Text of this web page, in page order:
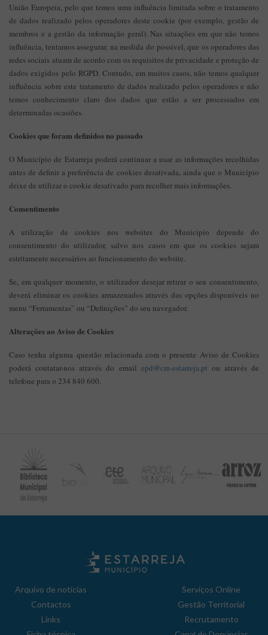
União Europeia, pelo que temos uma influência limitada sobre o tratamento
de dados realizado pelos operadores deste cookie (por exemplo, gestão de
membros e a gestão da informação geral). Nas situações em que não temos
influência, tentamos assegurar, na medida do possível, que os operadores das
redes sociais atuam de acordo com os requisitos de privacidade e proteção de
dados exigidos pelo RGPD. Contudo, em muitos casos, não temos qualquer
influência sobre este tratamento de dados realizado pelos operadores e não
temos conhecimento claro dos dados que estão a ser processados em
determinadas ocasiões.
Cookies que foram definidos no passado
O Município de Estarreja poderá continuar a usar as informações recolhidas
antes de definir a preferência de cookies desativada, ainda que o Município
deixe de utilizar o cookie desativado para recolher mais informações.
Consentimento
A utilização de cookies nos websites do Município depende do
consentimento do utilizador, salvo nos casos em que os cookies sejam
estritamente necessários ao funcionamento do website.
Se, em qualquer momento, o utilizador desejar retirar o seu consentimento,
deverá eliminar os cookies armazenados através das opções disponíveis no
menu “Ferramentas” ou “Definições” do seu navegador.
Alterações ao Aviso de Cookies
Caso tenha alguma questão relacionada com o presente Aviso de Cookies
poderá contatar-nos através do email epd@cm-estarreja.pt ou através de
telefone para o 234 840 600.
Arquivo de notícias
Contactos
Links
Serviços Online
Gestão Territorial
Recrutamento